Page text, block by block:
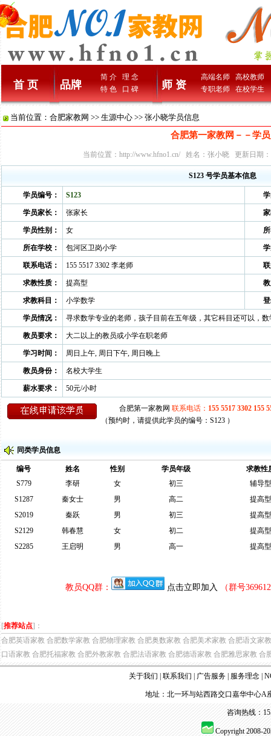
首 页 品牌
简 介
理 念
特 色
口 碑 师 资
高端名师
高校教师
专职老师
在校学生
当前位置： 合肥家教网 >> 生源中心 >> 张小晓学员信息
合肥第一家教网－－学
当前位置： http://www.hfno1.cn/ 姓名：张小晓 更新日期：
S123 号学员基本信息
学员编号： S123
学员家长： 张家长
学员性别： 女
所在学校： 包河区卫岗小学
联系电话： 155 5517 3302 李老师
求教性质： 提高型
求教科目： 小学数学
学员情况： 寻求数学专业的老师，孩子目前在五年级，其它科目还可以，
教员要求： 大二以上的教员或小学在职老师
学习时间： 周日上午, 周日下午, 周日晚上
教员身份： 名校大学生
薪水要求： 50元/小时
（预约时，请提供此学员的编号：S123 ）
同类学员信息
编号 姓名 性别 学员年级
求教性
S779
李研 女 初三
辅导
S1287
秦女士 男 高二
提高
S2019
秦跃 男 初三
提高
S2129
韩春慧 女 初二
提高
S2285
王启明 男 高一 提高
教员QQ群： 点击立即加入 （群号
[推荐站点]：
合肥英语家教 合肥数学家教 合肥物理家教 合肥奥数家教 合肥美术家教 合肥语文家教
口语家教 合肥托福家教 合肥外教家教 合肥法语家教 合肥德语家教 合肥雅思家教 合
关于我们 联系我们 广告服务| 服务理念|
地址：北一环与站西路交口嘉华中心
咨询热线：
Copyright 2008-